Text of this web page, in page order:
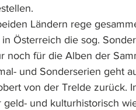
Ländern rege
Österreich die sog.
noch für die Alben der
und Sonderserien geht
von der Trelde zurück.
und kulturhistorisch